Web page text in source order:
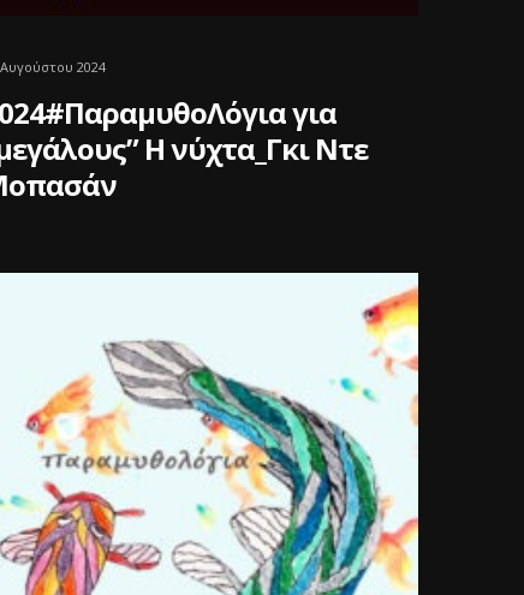
2024
για
Η νύχτα_Γκι Ντε